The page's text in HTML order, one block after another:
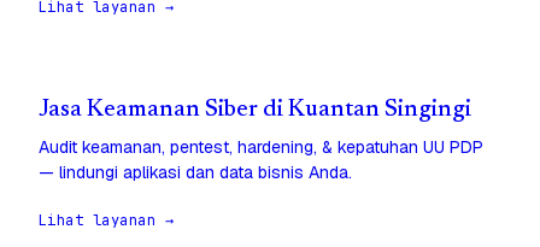
Lihat layanan →
Jasa Keamanan Siber di Kuantan Singingi
Audit keamanan, pentest, hardening, & kepatuhan UU PDP
— lindungi aplikasi dan data bisnis Anda.
Lihat layanan →